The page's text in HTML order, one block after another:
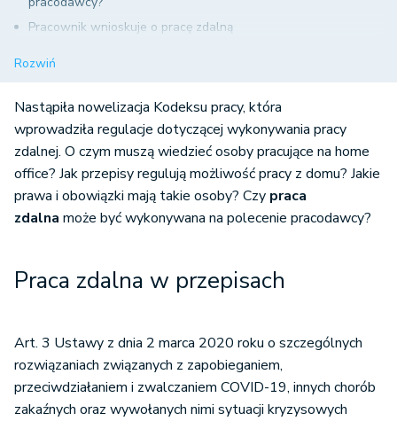
Pracownik wnioskuje o pracę zdalną
Czy praca zdalna może być wykonywana raz na jakiś czas?
Rozwiń
Nastąpiła nowelizacja Kodeksu pracy, która
wprowadziła regulacje dotyczącej wykonywania pracy
zdalnej. O czym muszą wiedzieć osoby pracujące na home
office? Jak przepisy regulują możliwość pracy z domu? Jakie
prawa i obowiązki mają takie osoby? Czy praca
zdalna może być wykonywana na polecenie pracodawcy?
Praca zdalna w przepisach
Art. 3 Ustawy z dnia 2 marca 2020 roku o szczególnych
rozwiązaniach związanych z zapobieganiem,
przeciwdziałaniem i zwalczaniem COVID-19, innych chorób
zakaźnych oraz wywołanych nimi sytuacji kryzysowych